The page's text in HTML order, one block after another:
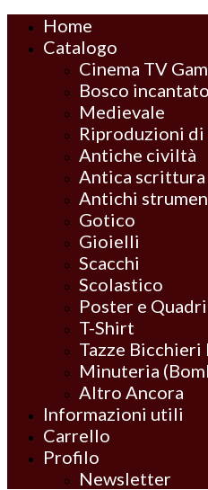
Home
Catalogo
Cinema TV
Bosco incantato
Medievale
Riproduzioni di
Antiche civiltà
Antica scrittura
Antichi
Gotico
Gioielli
Scacchi
Scolastico
Poster e Quadri
T-Shirt
Tazze Bicchieri
Minuteria
Altro Ancora
Informazioni utili
Carrello
Profilo
Newsletter